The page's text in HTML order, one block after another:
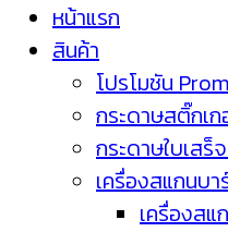
หน้าแรก
สินค้า
โปรโมชัน
กระดาษสติ๊กเ
กระดาษใบเสร็
เครื่องสแกนบ
เครื่องสแ